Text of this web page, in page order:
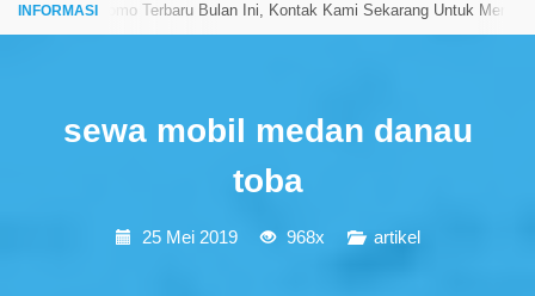
Promo Terbaru Bulan Ini, Kontak Kami Sekarang Untuk
sewa mobil medan danau
toba
25 Mei 2019 968x artikel